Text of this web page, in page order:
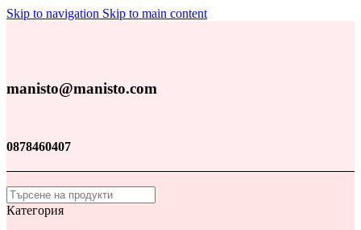
Skip to navigation Skip to main content
manisto@manisto.com
0878460407
Категория